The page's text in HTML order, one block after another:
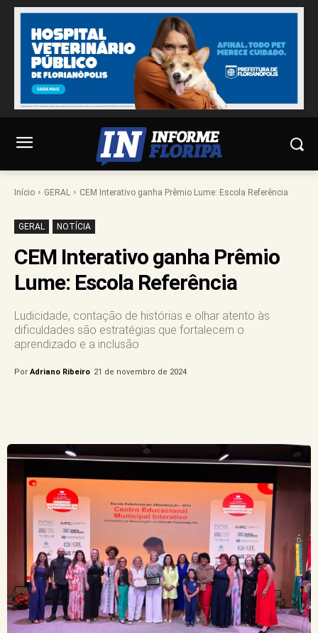
Início GERAL CEM Interativo ganha Prêmio Lume: Escola Referência
GERAL NOTÍCIA
CEM Interativo ganha Prêmio
Lume: Escola Referência
Ludicidade, contação de histórias e olhar atento às
dificuldades são estratégias que fortalecem o
aprendizado e a inclusão
Por Adriano Ribeiro 21 de novembro de 2024